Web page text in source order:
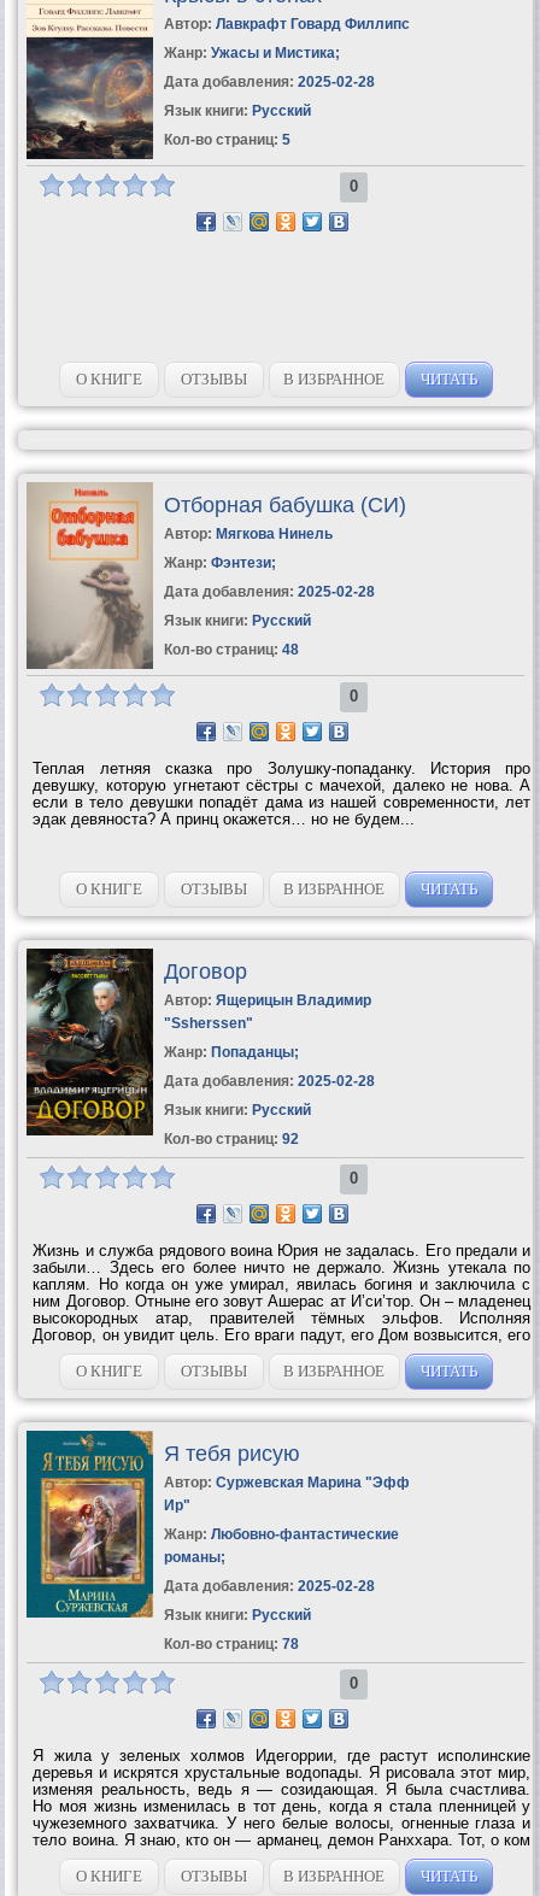
Автор: Лавкрафт Говард Филлипс
Жанр: Ужасы и Мистика;
Дата добавления: 2025-02-28
Язык книги: Русский
Кол-во страниц: 5
0
О КНИГЕ ОТЗЫВЫ В ИЗБРАННОЕ ЧИТАТЬ
Отборная бабушка (СИ)
Автор: Мягкова Нинель
Жанр: Фэнтези;
Дата добавления: 2025-02-28
Язык книги: Русский
Кол-во страниц: 48
0
Теплая летняя сказка про Золушку-попаданку. История про
девушку, которую угнетают сёстры с мачехой, далеко не нова. А
если в тело девушки попадёт дама из нашей современности, лет
эдак девяноста? А принц окажется… но не будем...
О КНИГЕ ОТЗЫВЫ В ИЗБРАННОЕ ЧИТАТЬ
Договор
Автор: Ящерицын Владимир
"Ssherssen"
Жанр: Попаданцы;
Дата добавления: 2025-02-28
Язык книги: Русский
Кол-во страниц: 92
0
Жизнь и служба рядового воина Юрия не задалась. Его предали и
забыли… Здесь его более ничто не держало. Жизнь утекала по
каплям. Но когда он уже умирал, явилась богиня и заключила с
ним Договор. Отныне его зовут Ашерас ат И’си’тор. Он – младенец
высокородных атар, правителей тёмных эльфов. Исполняя
Договор, он увидит цель. Его враги падут, его Дом возвысится, его
раса уцелеет. Но это будет позже, а пока он должен вырасти,
обучиться и...
О КНИГЕ ОТЗЫВЫ В ИЗБРАННОЕ ЧИТАТЬ
Я тебя рисую
Автор: Суржевская Марина "Эфф
Ир"
Жанр: Любовно-фантастические
романы;
Дата добавления: 2025-02-28
Язык книги: Русский
Кол-во страниц: 78
0
Я жила у зеленых холмов Идегоррии, где растут исполинские
деревья и искрятся хрустальные водопады. Я рисовала этот мир,
изменяя реальность, ведь я — созидающая. Я была счастлива.
Но моя жизнь изменилась в тот день, когда я стала пленницей у
чужеземного захватчика. У него белые волосы, огненные глаза и
тело воина. Я знаю, кто он — арманец, демон Ранххара. Тот, о ком
говорят шепотом, чтобы не накликать беду. Он принес в мой мир
смерть и...
О КНИГЕ ОТЗЫВЫ В ИЗБРАННОЕ ЧИТАТЬ